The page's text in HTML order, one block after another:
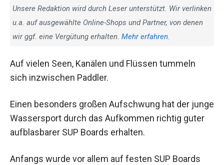
Unsere Redaktion wird durch Leser unterstützt. Wir verlinken
u.a. auf ausgewählte Online-Shops und Partner, von denen
wir ggf. eine Vergütung erhalten. Mehr erfahren.
Auf vielen Seen, Kanälen und Flüssen tummeln
sich inzwischen Paddler.
Einen besonders großen Aufschwung hat der junge
Wassersport durch das Aufkommen richtig guter
aufblasbarer SUP Boards erhalten.
Anfangs wurde vor allem auf festen SUP Boards